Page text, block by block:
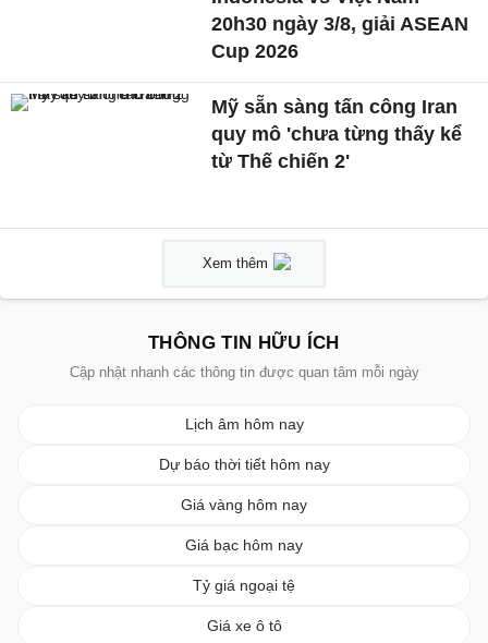
20h30 ngày 3/8, giải ASEAN
Cup 2026
Mỹ sẵn sàng tấn công Iran
quy mô 'chưa từng thấy kể
từ Thế chiến 2'
Xem thêm
THÔNG TIN HỮU ÍCH
Cập nhật nhanh các thông tin được quan tâm mỗi ngày
Lịch âm hôm nay
Dự báo thời tiết hôm nay
Giá vàng hôm nay
Giá bạc hôm nay
Tỷ giá ngoại tệ
Giá xe ô tô